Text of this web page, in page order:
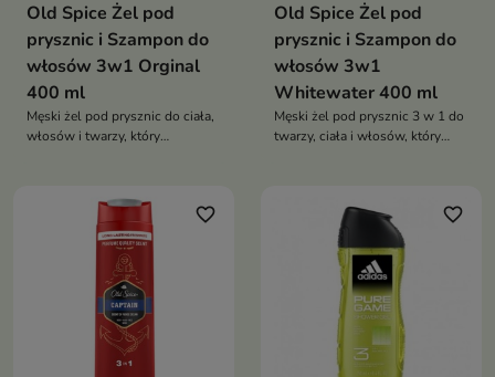
Old Spice Żel pod
prysznic i Szampon do
włosów 3w1 Orginal
400 ml
Męski żel pod prysznic do ciała,
włosów i twarzy, który
pozostawia kultowy
Old Spice Żel pod
prysznic i Szampon do
włosów 3w1
Whitewater 400 ml
Męski żel pod prysznic 3 w 1 do
twarzy, ciała i włosów, który
zapach inspirowany świeżą
wodą i cytrusami
favorite_border favorite_border